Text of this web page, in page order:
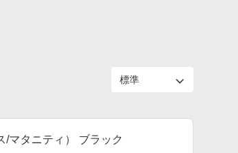
/マタニティ） ブラック